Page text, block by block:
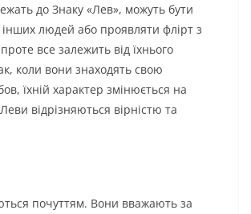
до Знаку «Лев», можуть бути
людей або проявляти флірт з
все залежить від їхнього
коли вони знаходять свою
їхній характер змінюється на
відрізняються вірністю та
почуттям. Вони вважають за